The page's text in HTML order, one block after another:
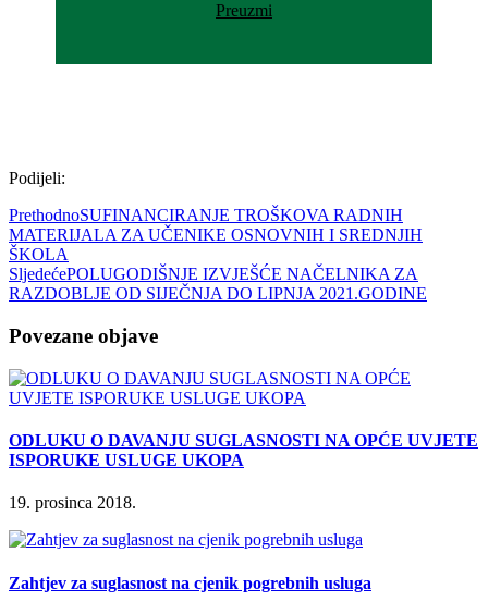
Preuzmi
Podijeli:
PrethodnoSUFINANCIRANJE TROŠKOVA RADNIH
MATERIJALA ZA UČENIKE OSNOVNIH I SREDNJIH
ŠKOLA
SljedećePOLUGODIŠNJE IZVJEŠĆE NAČELNIKA ZA
RAZDOBLJE OD SIJEČNJA DO LIPNJA 2021.GODINE
Povezane objave
ODLUKU O DAVANJU SUGLASNOSTI NA OPĆE UVJETE
ISPORUKE USLUGE UKOPA
19. prosinca 2018.
Zahtjev za suglasnost na cjenik pogrebnih usluga